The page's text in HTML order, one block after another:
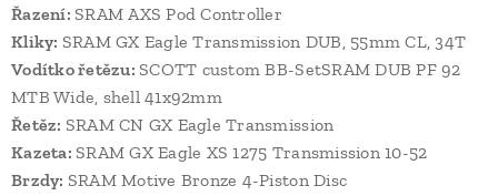
Řazení: SRAM AXS Pod Controller
Kliky: SRAM GX Eagle Transmission DUB, 55mm CL, 34T
Vodítko řetězu: SCOTT custom BB-SetSRAM DUB PF 92
MTB Wide, shell 41x92mm
Řetěz: SRAM CN GX Eagle Transmission
Kazeta: SRAM GX Eagle XS 1275 Transmission 10-52
Brzdy: SRAM Motive Bronze 4-Piston Disc